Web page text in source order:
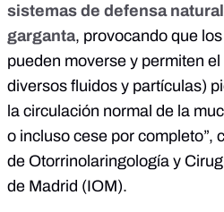
sistemas de defensa
garganta, provocando que
pueden moverse y permiten
diversos fluidos y partículas)
la circulación normal de la
o incluso cese por completo”,
de Otorrinolaringología y
de Madrid (IOM).